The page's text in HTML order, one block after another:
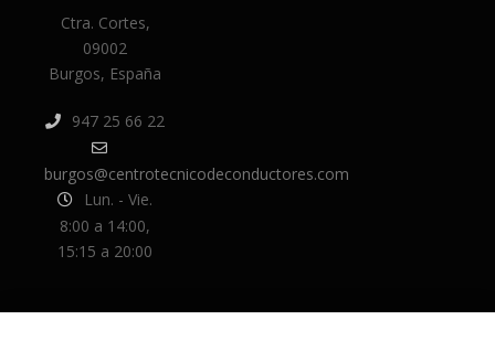
Ctra. Cortes,
09002
Burgos, España
947 25 66 22
burgos@centrotecnicodeconductores.com
Lun. - Vie.
8:00 a 14:00,
15:15 a 20:00